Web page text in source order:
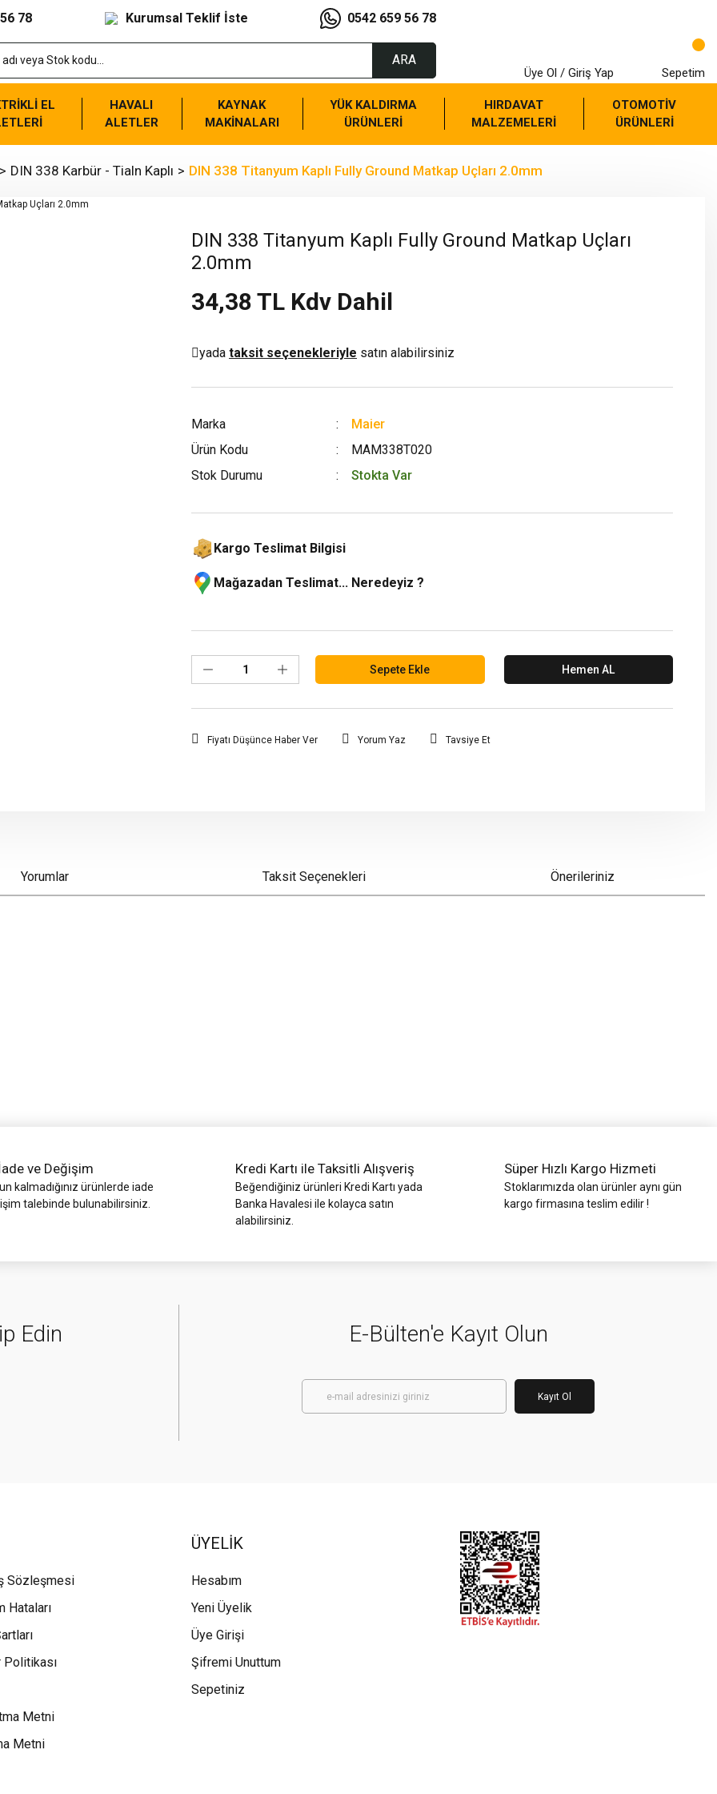
78 Kurumsal Teklif İste 0542 659 56 78
ARA
Üye Ol / Giriş Yap Sepetim
EL
HAVALI
ALETLER
KAYNAK
MAKİNALARI
YÜK KALDIRMA
ÜRÜNLERİ
HIRDAVAT
MALZEMELERİ
OTOMOTİV
ÜRÜNLERİ
DIN 338 Karbür - Tialn Kaplı DIN 338 Titanyum Kaplı Fully Ground Matkap Uçları 2.0mm
DIN 338 Titanyum Kaplı Fully Ground Matkap Uçları
2.0mm
34,38 TL Kdv Dahil
yada taksit seçenekleriyle satın alabilirsiniz
Marka
Maier
Ürün Kodu
MAM338T020
Stok Durumu
Stokta Var
Kargo Teslimat Bilgisi
Mağazadan Teslimat... Neredeyiz ?
Sepete Ekle Hemen AL
Fiyatı Düşünce Haber Ver Yorum Yaz Tavsiye Et
Yorumlar Taksit Seçenekleri Önerileriniz
ve Değişim
kalmadığınız ürünlerde iade
talebinde bulunabilirsiniz.
Kredi Kartı ile Taksitli Alışveriş
Beğendiğiniz ürünleri Kredi Kartı yada
Banka Havalesi ile kolayca satın
alabilirsiniz.
Süper Hızlı Kargo Hizmeti
Stoklarımızda olan ürünler aynı gün
kargo firmasına teslim edilir !
Edin E-Bülten'e Kayıt Olun
Kayıt Ol
Sözleşmesi
Hataları
Metni
Metni
ÜYELİK
Hesabım
Yeni Üyelik
Üye Girişi
Şifremi Unuttum
Sepetiniz